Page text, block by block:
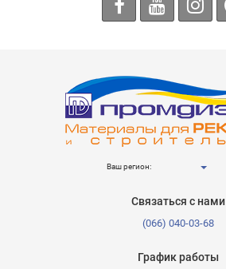
Ваш регион:
Связаться с нами
(066) 040-03-68
График работы